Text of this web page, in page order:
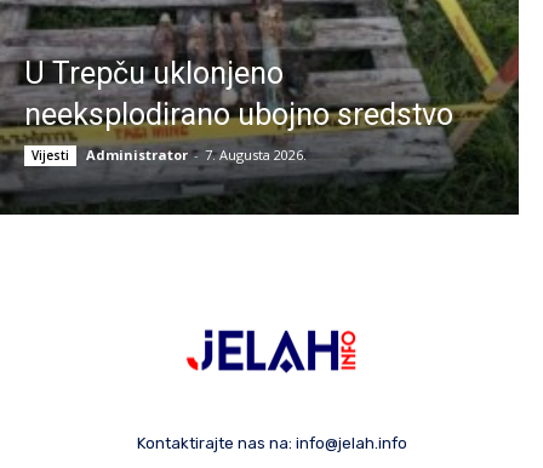
U Trepču uklonjeno
neeksplodirano ubojno sredstvo
Vijesti Administrator - 7. Augusta 2026.
Kontaktirajte nas na: info@jelah.info